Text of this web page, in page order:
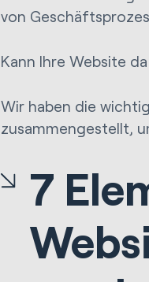
von
Kann Ihre Website
Wir haben die
zusammengestellt,
7